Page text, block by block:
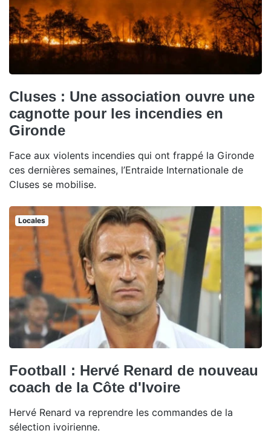
Cluses : Une association ouvre une
cagnotte pour les incendies en
Gironde
Face aux violents incendies qui ont frappé la Gironde
ces dernières semaines, l’Entraide Internationale de
Cluses se mobilise.
Locales
Football : Hervé Renard de nouveau
coach de la Côte d'Ivoire
Hervé Renard va reprendre les commandes de la
sélection ivoirienne.